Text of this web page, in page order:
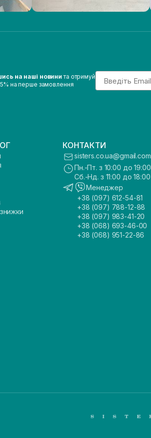
на наші новини та отримуй
на перше замовлення
Email
КОНТАКТИ
sisters.co.ua@gmail.com
Пн.-Пт. з 10:00 до 19:00
Сб.-Нд. з 11:00 до 18:00
Менеджер
+38 (097) 612-54-81
+38 (097) 788-12-88
+38 (097) 983-41-20
+38 (068) 693-46-00
+38 (068) 951-22-86